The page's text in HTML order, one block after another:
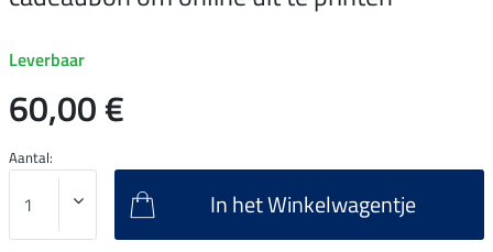
Leverbaar
60,00 €
Aantal:
In het Winkelwagentje